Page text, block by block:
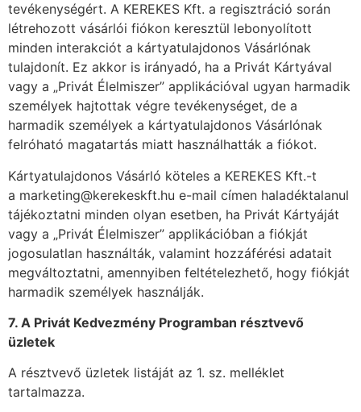
tevékenységért. A KEREKES Kft. a regisztráció során
létrehozott vásárlói fiókon keresztül lebonyolított
minden interakciót a kártyatulajdonos Vásárlónak
tulajdonít. Ez akkor is irányadó, ha a Privát Kártyával
vagy a „Privát Élelmiszer” applikációval ugyan harmadik
személyek hajtottak végre tevékenységet, de a
harmadik személyek a kártyatulajdonos Vásárlónak
felróható magatartás miatt használhatták a fiókot.
Kártyatulajdonos Vásárló köteles a KEREKES Kft.-t
a marketing@kerekeskft.hu e-mail címen haladéktalanul
tájékoztatni minden olyan esetben, ha Privát Kártyáját
vagy a „Privát Élelmiszer” applikációban a fiókját
jogosulatlan használták, valamint hozzáférési adatait
megváltoztatni, amennyiben feltételezhető, hogy fiókját
harmadik személyek használják.
7. A Privát Kedvezmény Programban résztvevő
üzletek
A résztvevő üzletek listáját az 1. sz. melléklet
tartalmazza.